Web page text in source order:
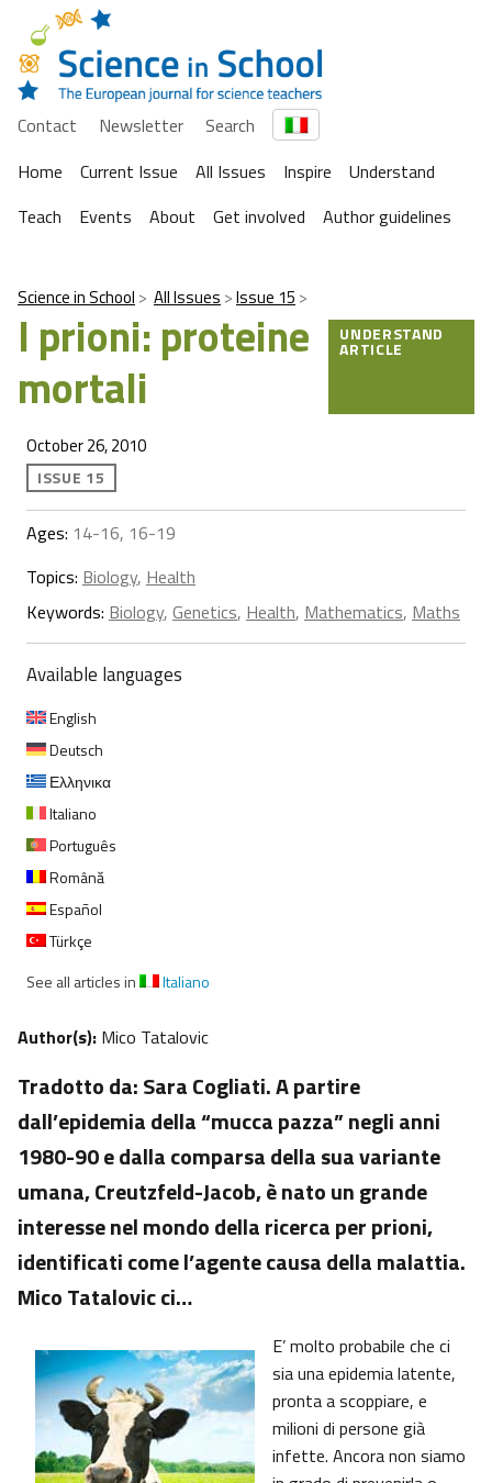
Contact Newsletter
Search
Home
Current Issue All Issues Inspire
Understand
Teach
Events About Get involved Author guidelines
Science in School All Issues Issue 15
I prioni: proteine
mortali
UNDERSTAND
ARTICLE
October 26, 2010
ISSUE 15
Ages: 14-16, 16-19
Topics: Biology, Health
Keywords: Biology, Genetics, Health, Mathematics, Maths
Available languages
English
Deutsch
Ελληνικα
Italiano
Português
Română
Español
Türkçe
See all articles in
Italiano
Author(s): Mico Tatalovic
Tradotto da: Sara Cogliati. A partire
dall’epidemia della “mucca pazza” negli anni
1980-90 e dalla comparsa della sua variante
umana, Creutzfeld-Jacob, è nato un grande
interesse nel mondo della ricerca per prioni,
identificati come l’agente causa della malattia.
Mico Tatalovic ci…
E’ molto probabile che ci
sia una epidemia latente,
pronta a scoppiare, e
milioni di persone già
infette. Ancora non siamo